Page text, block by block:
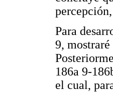
Para
9,
186a 9-
el cual,